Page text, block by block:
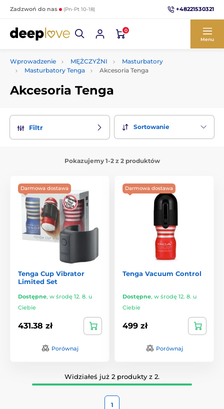
Zadzwoń do nas (Pn-Pt 10-18) +48221530321
0
Menu
Wprowadzenie MĘŻCZYŹNI
Masturbatory
Masturbatory Tenga
Akcesoria Tenga
Akcesoria Tenga
Filtr Sortowanie
Pokazujemy 1-2 z 2 produktów
Darmowa dostawa
Tenga Cup Vibrator
Limited Set
Dostępne, w środę 12. 8. u
Ciebie
431.38 zł
Porównaj
Darmowa dostawa
Tenga Vacuum Control
Dostępne, w środę 12. 8. u
Ciebie
499 zł
Porównaj
Widziałeś już 2 produkty z 2.
1